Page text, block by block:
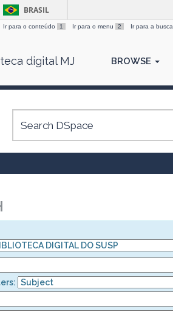
BRASIL
Ir para o conteúdo 1 Ir para o menu 2 Ir para a busca
digital MJ BROWSE